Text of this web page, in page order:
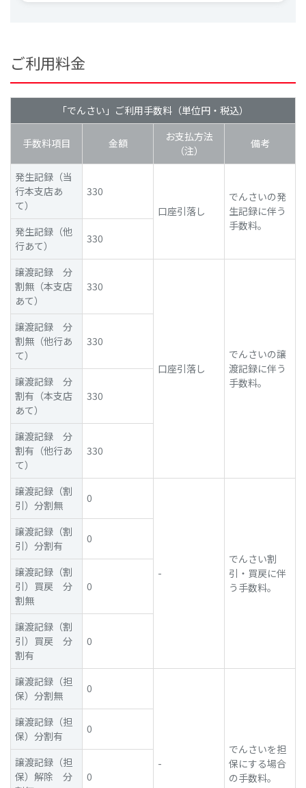
ご利用料金
「でんさい」ご利用手数料（単位円・税込）
手数料項目 金額
お支払方法
（注）
備考
発生記録（当
行本支店あ
て）
330
口座引落し
でんさいの発
生記録に伴う
手数料。
発生記録（他
行あて）
330
譲渡記録 分
割無（本支店
あて）
330
口座引落し
でんさいの譲
渡記録に伴う
手数料。
譲渡記録 分
割無（他行あ
て）
330
譲渡記録 分
割有（本支店
あて）
330
譲渡記録 分
割有（他行あ
て）
330
譲渡記録（割
引）分割無
0
-
でんさい割
引・買戻に伴
う手数料。
譲渡記録（割
引）分割有
0
譲渡記録（割
引）買戻 分
割無
0
譲渡記録（割
引）買戻 分
割有
0
譲渡記録（担
保）分割無
0
-
でんさいを担
保にする場合
の手数料。
譲渡記録（担
保）分割有
0
譲渡記録（担
保）解除 分
0